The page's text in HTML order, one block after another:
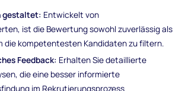
gestaltet: Entwickelt von
ist die Bewertung sowohl zuverlässig als
die kompetentesten Kandidaten zu filtern.
Feedback: Erhalten Sie detaillierte
die eine besser informierte
im Rekrutierungsprozess